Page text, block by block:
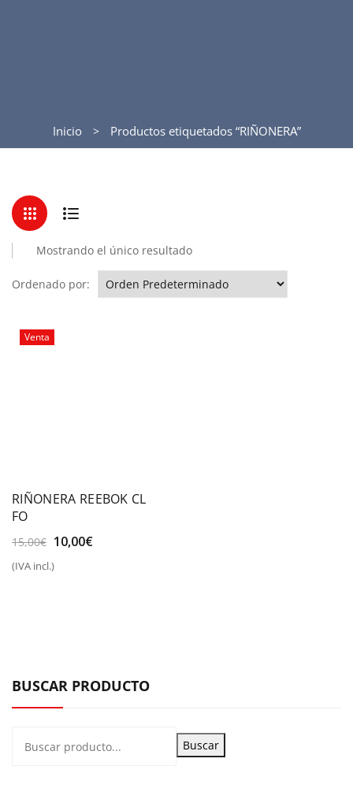
Inicio Productos etiquetados “RIÑONERA”
Mostrando el único resultado
Ordenado por:
Venta
RIÑONERA REEBOK CL
FO
15,00€ El
original
10,00€El
(IVA incl.)
BUSCAR PRODUCTO
Buscar